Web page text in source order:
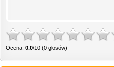
Ocena: 0.0/10 (0 głosów)